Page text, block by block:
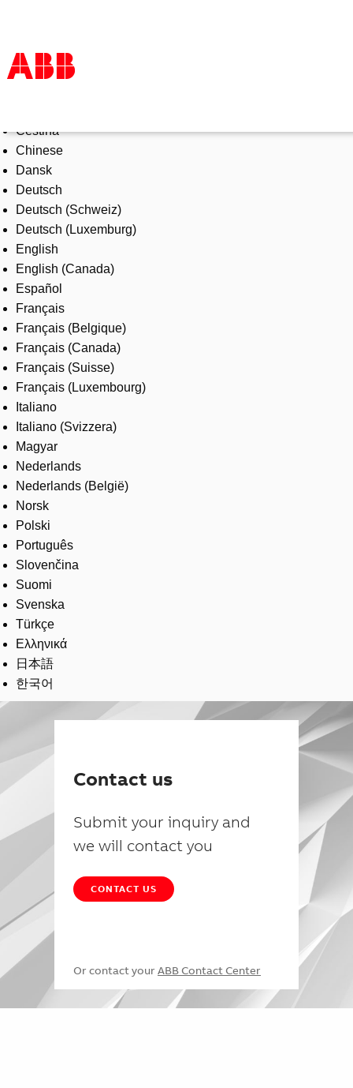
Products & Solutions
Industries
Services
About us
Where to buy
Contact us
Careers
Čeština
Chinese
Dansk
Deutsch
Deutsch (Schweiz)
Deutsch (Luxemburg)
English
English (Canada)
Español
Français
Français (Belgique)
Français (Canada)
Français (Suisse)
Français (Luxembourg)
Italiano
Italiano (Svizzera)
Magyar
Nederlands
Nederlands (België)
Norsk
Polski
Português
Slovenčina
Suomi
Svenska
Türkçe
Ελληνικά
日本語
한국어
Contact us
Submit your inquiry and
we will contact you
CONTACT US
Or contact your ABB Contact Center